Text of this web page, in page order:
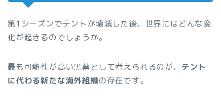
第1シーズンでテントが壊滅した後、世界にはどんな変
化が起きるのでしょうか。
最も可能性が高い黒幕として考えられるのが、 テント
に代わる新たな海外組織の存在です。